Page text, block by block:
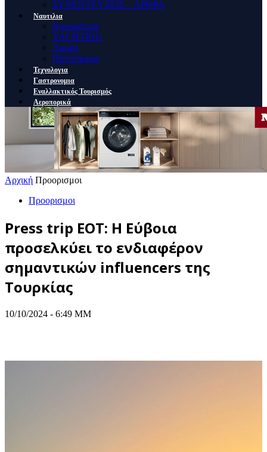
ΣΥΝΕΝΤΕΥΞΕΙΣ – ΑΡΘΡΑ
Ναυτιλια
Κρουαζιερα
YACHTING
Λιμανι
Ποντοπορος
Τεχνολογια
Γαστρονομια
Εναλλακτικός Τουρισμός
Αεροπορικά
Αρχική Προορισμοι
Προορισμοι
Press trip ΕΟΤ: Η Εύβοια
προσελκύει το ενδιαφέρον
σημαντικών influencers της
Τουρκίας
10/10/2024 - 6:49 ΜΜ